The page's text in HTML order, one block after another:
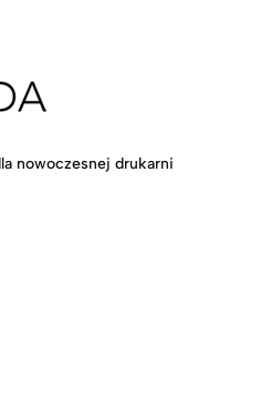
nowoczesnej drukarni